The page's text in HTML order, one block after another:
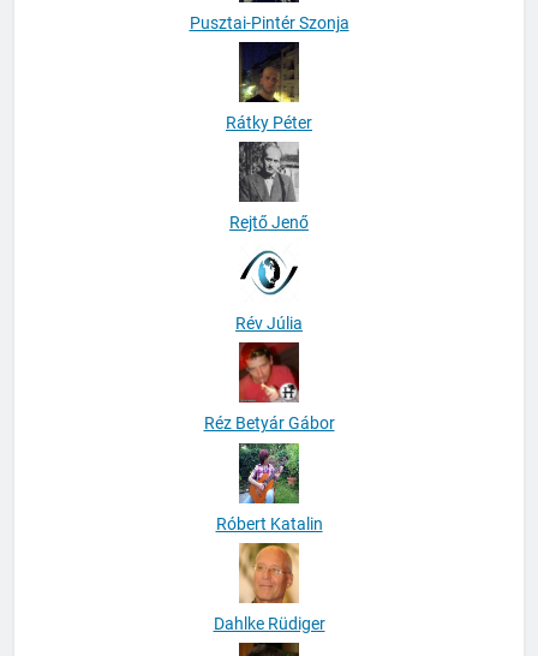
Pusztai-Pintér Szonja
Rátky Péter
Rejtő Jenő
Rév Júlia
Réz Betyár Gábor
Róbert Katalin
Dahlke Rüdiger